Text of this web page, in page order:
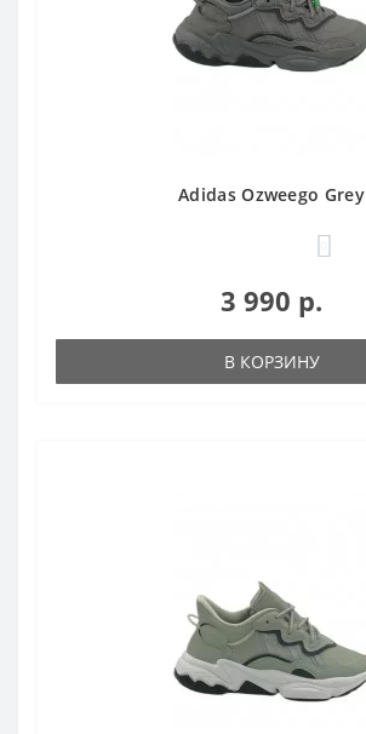
Adidas Ozweego Grey
3 990 р.
В КОРЗИНУ